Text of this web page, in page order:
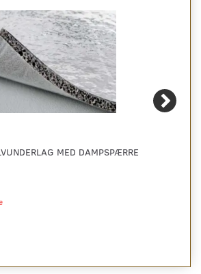
MED DAMPSPÆRRE